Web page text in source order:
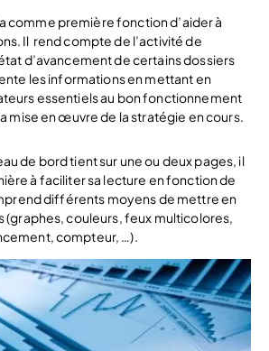
comme première fonction d’aider à
Il rend compte de l’activité de
d’avancement de certains dossiers
les informations en mettant en
essentiels au bon fonctionnement
mise en œuvre de la stratégie en cours.
de bord tient sur une ou deux pages, il
à faciliter sa lecture en fonction de
différents moyens de mettre en
(graphes, couleurs, feux multicolores,
compteur, …).